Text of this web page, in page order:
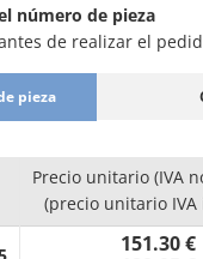
número de pieza
de realizar el
pieza
Precio unitario (IVA
(precio unitario
151.30 €